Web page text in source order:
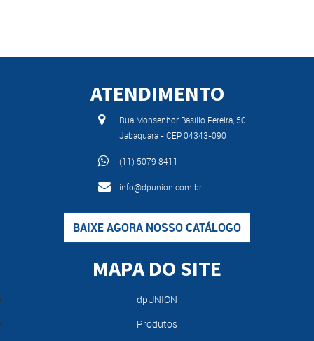
ATENDIMENTO
Rua Monsenhor Basílio Pereira, 50
Jabaquara - CEP 04343-090
(11) 5079 8411
info@dpunion.com.br
BAIXE AGORA NOSSO CATÁLOGO
MAPA DO SITE
dpUNION
Produtos